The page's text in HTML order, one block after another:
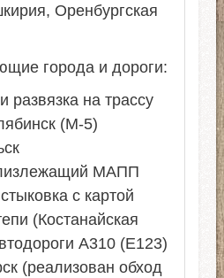
Оренбургская
города и дороги:
развязка на трассу
(М-5)
МАПП
с картой
(Костанайская
А310 (Е123)
(реализован обход